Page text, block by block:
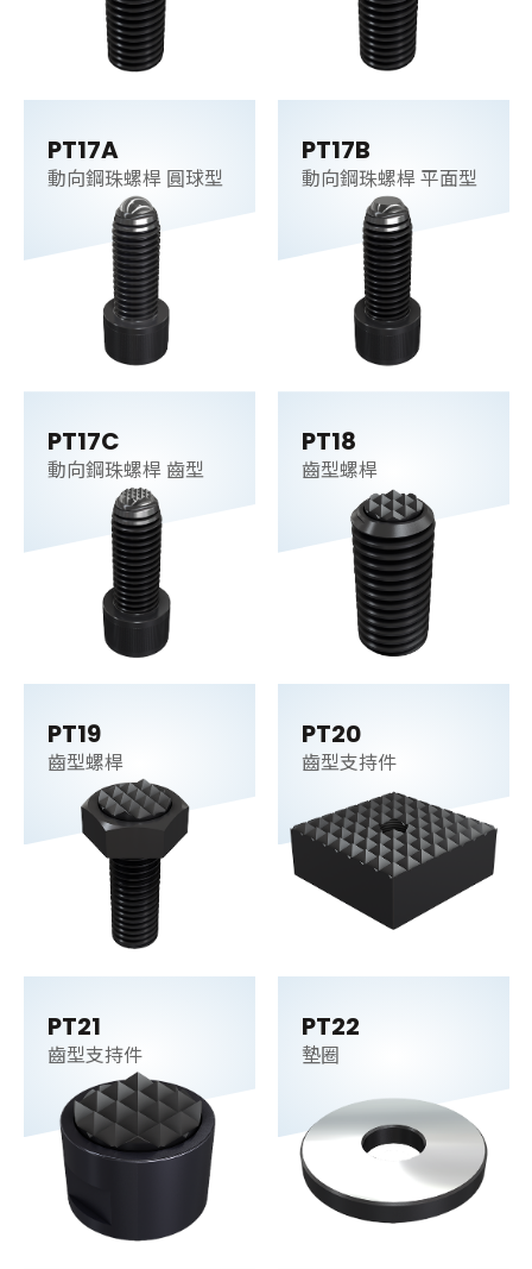
PT17A
動向鋼珠螺桿 圓球型
PT17B
動向鋼珠螺桿 平面型
PT17C
動向鋼珠螺桿 齒型
PT18
齒型螺桿
PT19
齒型螺桿
PT20
齒型支持件
PT21
齒型支持件
PT22
墊圈